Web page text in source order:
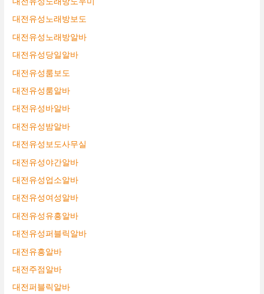
대전유성노래방보도
대전유성노래방알바
대전유성당일알바
대전유성룸보도
대전유성룸알바
대전유성바알바
대전유성밤알바
대전유성보도사무실
대전유성야간알바
대전유성업소알바
대전유성여성알바
대전유성유흥알바
대전유성퍼블릭알바
대전유흥알바
대전주점알바
대전퍼블릭알바